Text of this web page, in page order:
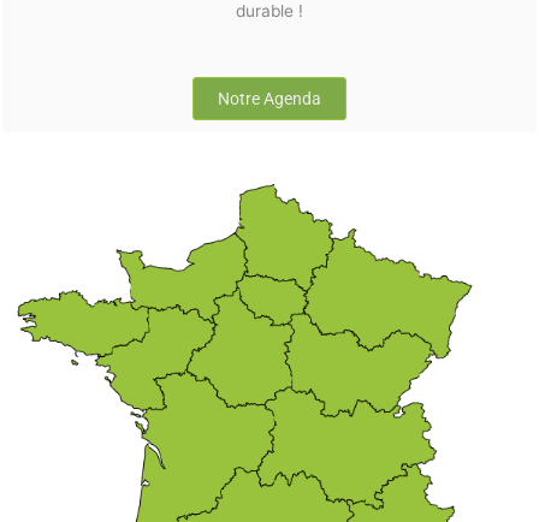
durable !
Notre Agenda